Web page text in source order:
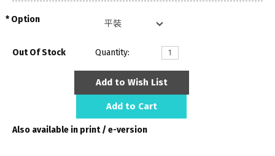
Option
Out Of Stock Quantity:
Add to Wish List
Add to Cart
Also available in print / e-version